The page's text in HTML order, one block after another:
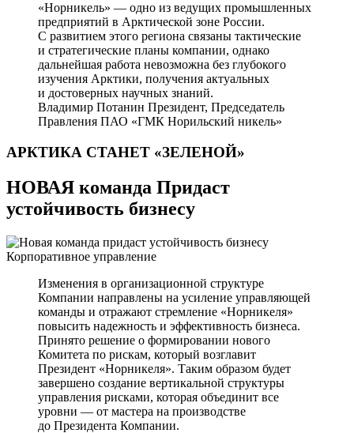
«Норникель» — одно из ведущих промышленных
предприятий в Арктической зоне России.
С развитием этого региона связаны тактические
и стратегические планы компании, однако
дальнейшая работа невозможна без глубокого
изучения Арктики, получения актуальных
и достоверных научных знаний.
Владимир Потанин Президент, Председатель
Правления ПАО «ГМК Норильский никель»
АРКТИКА СТАНЕТ «ЗЕЛЕНОЙ»
НОВАЯ команда Придаст
устойчивость бизнесу
Корпоративное управление
Изменения в организационной структуре
Компании направлены на усиление управляющей
команды и отражают стремление «Норникеля»
повысить надежность и эффективность бизнеса.
Принято решение о формировании нового
Комитета по рискам, который возглавит
Президент «Норникеля». Таким образом будет
завершено создание вертикальной структуры
управления рисками, которая объединит все
уровни — от мастера на производстве
до Президента Компании.